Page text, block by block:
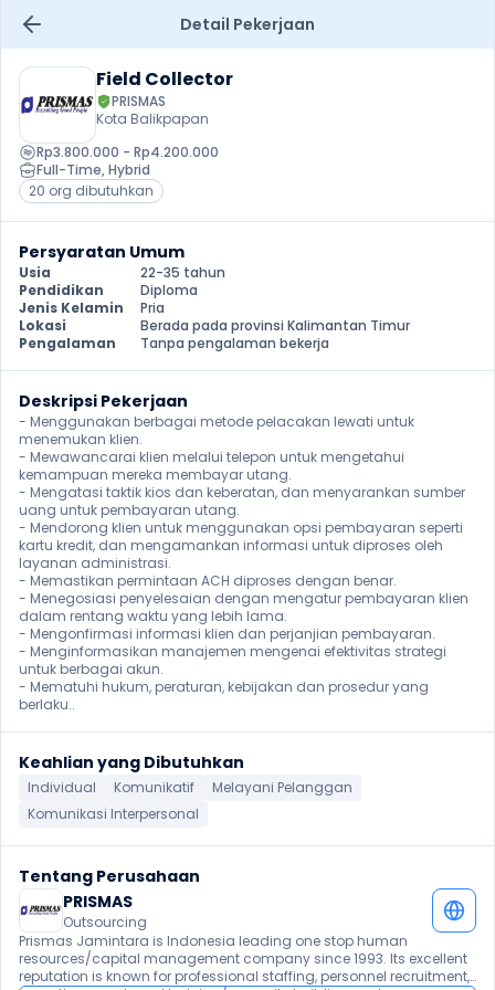
Detail Pekerjaan
Field Collector
PRISMAS
Kota Balikpapan
Rp3.800.000 - Rp4.200.000
Full-Time, Hybrid
20 org dibutuhkan
Persyaratan Umum
Usia
22-35 tahun
Pendidikan
Diploma
Jenis Kelamin
Pria
Lokasi
Berada pada provinsi Kalimantan Timur
Pengalaman
Tanpa pengalaman bekerja
Deskripsi Pekerjaan
- Menggunakan berbagai metode pelacakan lewati untuk
menemukan klien.
- Mewawancarai klien melalui telepon untuk mengetahui
kemampuan mereka membayar utang.
- Mengatasi taktik kios dan keberatan, dan menyarankan sumber
uang untuk pembayaran utang.
- Mendorong klien untuk menggunakan opsi pembayaran seperti
kartu kredit, dan mengamankan informasi untuk diproses oleh
layanan administrasi.
- Memastikan permintaan ACH diproses dengan benar.
- Menegosiasi penyelesaian dengan mengatur pembayaran klien
dalam rentang waktu yang lebih lama.
- Mengonfirmasi informasi klien dan perjanjian pembayaran.
- Menginformasikan manajemen mengenai efektivitas strategi
untuk berbagai akun.
- Mematuhi hukum, peraturan, kebijakan dan prosedur yang
berlaku..
Keahlian yang Dibutuhkan
Individual Komunikatif
Melayani Pelanggan
Komunikasi Interpersonal
Tentang Perusahaan
PRISMAS
Outsourcing
Prismas Jamintara is Indonesia leading one stop human
resources/capital management company since 1993. Its excellent
reputation is known for professional staffing, personnel recruitment,